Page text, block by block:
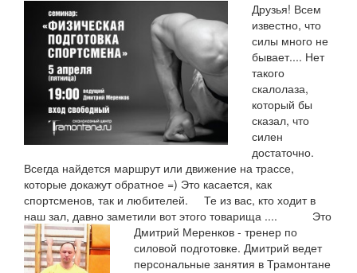
Друзья! Всем
известно, что
силы много не
бывает.... Нет
такого
скалолаза,
который бы
сказал, что
силен
достаточно.
Всегда найдется маршрут или движение на трассе,
которые докажут обратное =) Это касается, как
спортсменов, так и любителей. Те из вас, кто ходит в
наш зал, давно заметили вот этого товарища ....
Это
Дмитрий Меренков - тренер по
силовой подготовке. Дмитрий ведет
персональные занятия в Трамонтане